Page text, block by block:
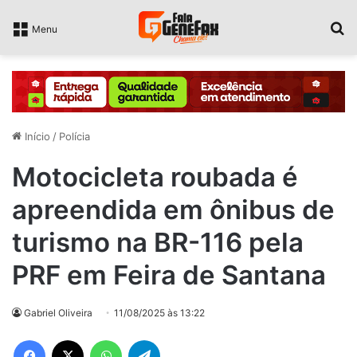
Menu
Início / Polícia
Motocicleta roubada é
apreendida em ônibus de
turismo na BR-116 pela
PRF em Feira de Santana
Gabriel Oliveira 11/08/2025 às 13:22
Facebook WhatsApp